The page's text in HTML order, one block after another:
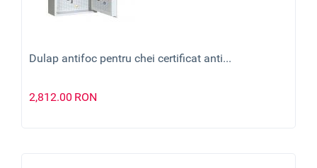
Dulap antifoc pentru chei certificat anti...
2,812.00 RON